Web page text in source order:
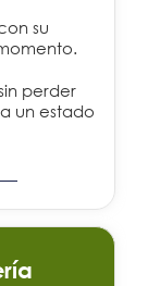
su
perder
un estado